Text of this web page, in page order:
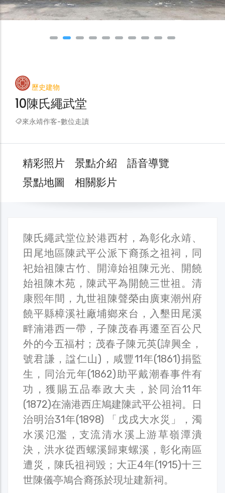
歷史建物
10陳氏繩武堂
來永靖作客-數位走讀
精彩照片 景點介紹
語音導覽
景點地圖
相關影片
陳氏繩武堂位於港西村，為彰化永靖、
田尾地區陳武平公派下裔孫之祖祠，同
祀始祖陳古竹、開漳始祖陳元光、開饒
始祖陳木苑，陳武平為開饒三世祖。清
康熙年間，九世祖陳聲榮由廣東潮州府
饒平縣樟溪社廠埔鄉來台，入墾田尾溪
畔湳港西一帶，子陳茂春再遷至百公尺
外的今五福村；茂春子陳元英(諱興全，
號君謙，諡仁山)，咸豐11年(1861)捐監
生，同治元年(1862)助平戴潮春事件有
功，獲賜五品奉政大夫，於同治11年
(1872)在湳港西庄鳩建陳武平公祖祠。日
治明治31年(1898) 「戊戌大水災」，濁
水溪氾濫，支流清水溪上游草嶺潭潰
決，洪水從西螺溪歸東螺溪，彰化南區
遭災，陳氏祖祠毀；大正4年(1915)十三
世陳儀亭鳩合裔孫於現址建新祠。